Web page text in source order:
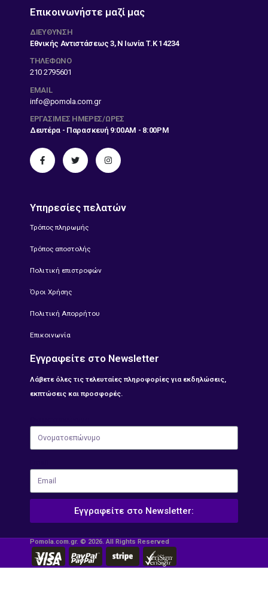
Επικοινωνήστε μαζί μας
ΔΙΕΎΘΥΝΣΗ
Εθνικής Αντιστάσεως 3, Ν Ιωνία Τ.Κ 14234
ΤΗΛΕΦΩΝΟ
210 2795601
EMAIL
info@pomola.com.gr
ΕΡΓΆΣΙΜΕΣ ΗΜΈΡΕΣ/ΏΡΕΣ
Δευτέρα - Παρασκευή 9:00AM - 8:00PM
Υπηρεσίες πελατών
Τρόπος πληρωμής
Τρόπος αποστολής
Πολιτική επιστροφών
Όροι Χρήσης
Πολιτική Απορρήτου
Επικοινωνία
Εγγραφείτε στο Newsletter
Λάβετε όλες τις τελευταίες πληροφορίες για εκδηλώσεις,
εκπτώσεις και προσφορές.
Εγγραφείτε στο Newsletter:
Pomola.com.gr. © 2026. All Rights Reserved